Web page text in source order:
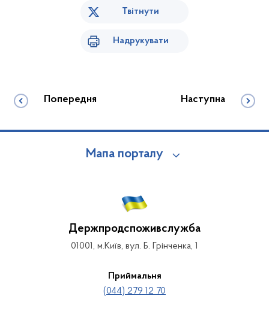
Твітнути
Надрукувати
Попередня Наступна
Мапа порталу
Держпродспоживслужба
01001, м.Київ, вул. Б. Грінченка, 1
Приймальня
(044) 279 12 70